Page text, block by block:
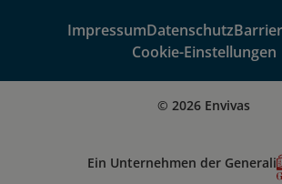
ImpressumDatenschutz
Cookie-Einstellungen
© 2026 Envivas
Ein Unternehmen der Generali